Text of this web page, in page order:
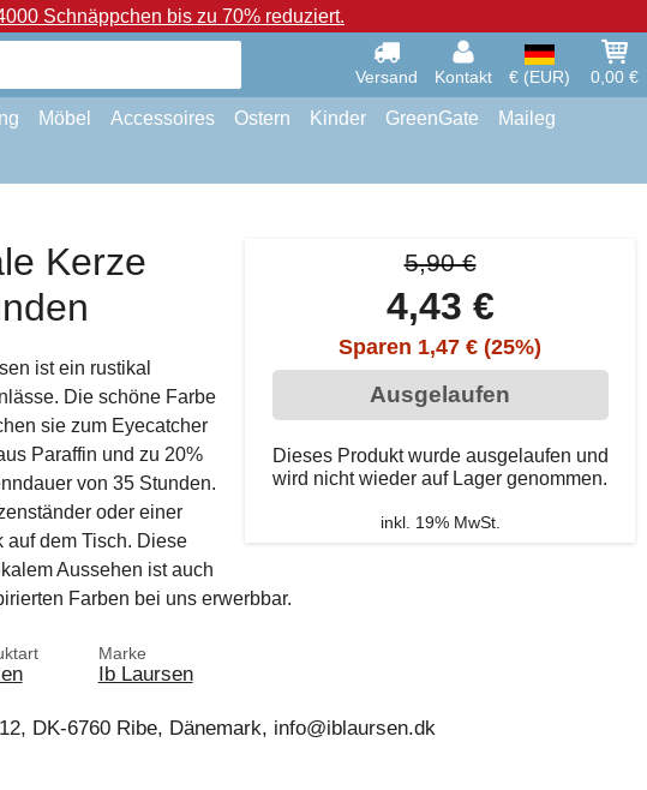
Schnäppchen bis zu 70% reduziert.
Versand Kontakt € (EUR) 0,00 €
Möbel Accessoires Ostern Kinder GreenGate Maileg
5,90 €
4,43 €
Sparen 1,47 € (25%)
Ausgelaufen
Dieses Produkt wurde ausgelaufen und
wird nicht wieder auf Lager genommen.
inkl. 19% MwSt.
Kerze
ist ein rustikal
Die schöne Farbe
sie zum Eyecatcher
Paraffin und zu 20%
von 35 Stunden.
oder einer
auf dem Tisch. Diese
Aussehen ist auch
Farben bei uns erwerbbar.
Marke
Ib Laursen
DK-6760 Ribe, Dänemark, info@iblaursen.dk